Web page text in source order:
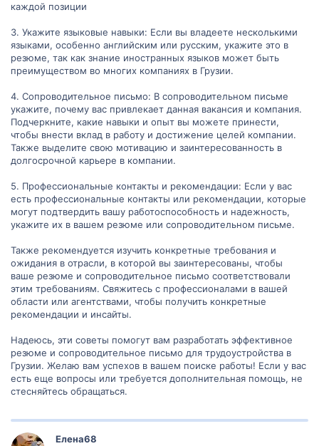
каждой позиции
3. Укажите языковые навыки: Если вы владеете несколькими
языками, особенно английским или русским, укажите это в
резюме, так как знание иностранных языков может быть
преимуществом во многих компаниях в Грузии.
4. Сопроводительное письмо: В сопроводительном письме
укажите, почему вас привлекает данная вакансия и компания.
Подчеркните, какие навыки и опыт вы можете принести,
чтобы внести вклад в работу и достижение целей компании.
Также выделите свою мотивацию и заинтересованность в
долгосрочной карьере в компании.
5. Профессиональные контакты и рекомендации: Если у вас
есть профессиональные контакты или рекомендации, которые
могут подтвердить вашу работоспособность и надежность,
укажите их в вашем резюме или сопроводительном письме.
Также рекомендуется изучить конкретные требования и
ожидания в отрасли, в которой вы заинтересованы, чтобы
ваше резюме и сопроводительное письмо соответствовали
этим требованиям. Свяжитесь с профессионалами в вашей
области или агентствами, чтобы получить конкретные
рекомендации и инсайты.
Надеюсь, эти советы помогут вам разработать эффективное
резюме и сопроводительное письмо для трудоустройства в
Грузии. Желаю вам успехов в вашем поиске работы! Если у вас
есть еще вопросы или требуется дополнительная помощь, не
стесняйтесь обращаться.
Елена68